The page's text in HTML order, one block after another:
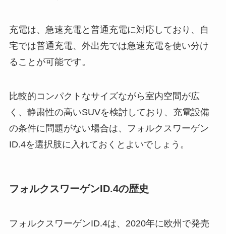
充電は、急速充電と普通充電に対応しており、自
宅では普通充電、外出先では急速充電を使い分け
ることが可能です。
比較的コンパクトなサイズながら室内空間が広
く、静粛性の高いSUVを検討しており、充電設備
の条件に問題がない場合は、フォルクスワーゲン
ID.4を選択肢に入れておくとよいでしょう。
フォルクスワーゲンID.4の歴史
フォルクスワーゲンID.4は、2020年に欧州で発売